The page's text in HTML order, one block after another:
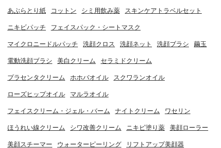
あぶらとり紙 コットン シミ用飲み薬 スキンケアトラベルセット
ニキビパッチ フェイスパック・シートマスク
マイクロニードルパッチ 洗顔クロス 洗顔ネット 洗顔ブラシ 繭玉
電動洗顔ブラシ 美白クリーム セラミドクリーム
プラセンタクリーム ホホバオイル スクワランオイル
ローズヒップオイル マルラオイル
フェイスクリーム・ジェル・バーム ナイトクリーム ワセリン
ほうれい線クリーム シワ改善クリーム ニキビ塗り薬 美顔ローラー
美顔スチーマー ウォーターピーリング リフトアップ美顔器